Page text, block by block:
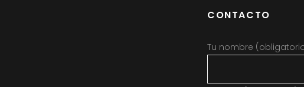
CONTACTO
Tu nombre